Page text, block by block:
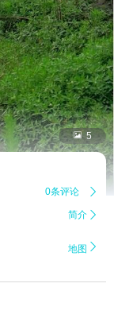
 5
0条评论 
简介 
地图 